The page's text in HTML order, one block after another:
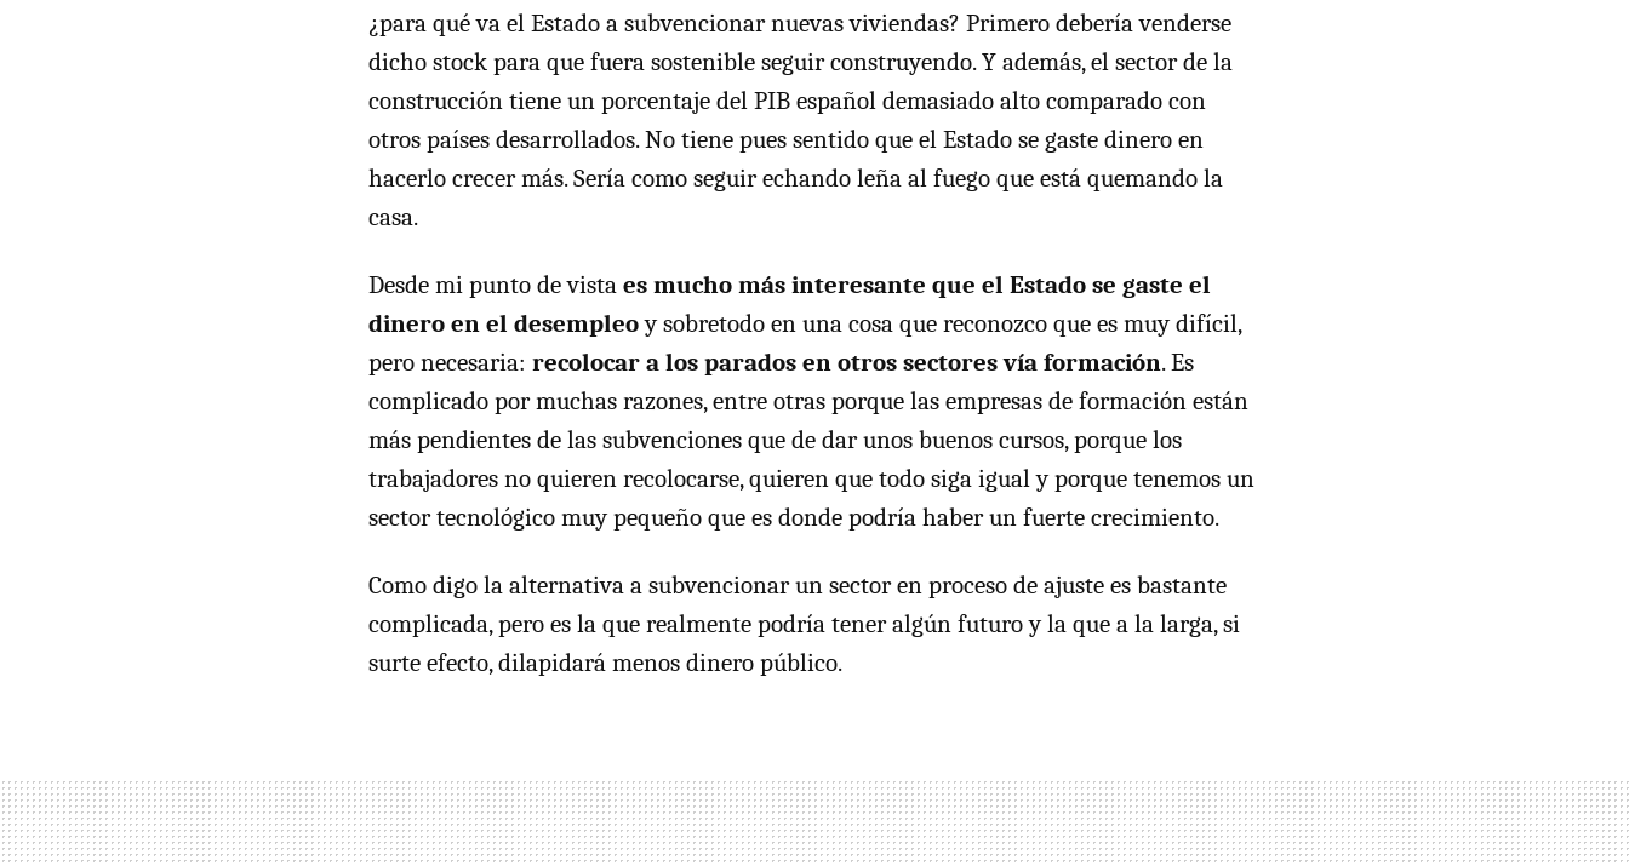
¿para qué va el Estado a subvencionar nuevas viviendas? Primero debería venderse
dicho stock para que fuera sostenible seguir construyendo. Y además, el sector de la
construcción tiene un porcentaje del PIB español demasiado alto comparado con
otros países desarrollados. No tiene pues sentido que el Estado se gaste dinero en
hacerlo crecer más. Sería como seguir echando leña al fuego que está quemando la
casa.
Desde mi punto de vista es mucho más interesante que el Estado se gaste el
dinero en el desempleoy sobretodo en una cosa que reconozco que es muy difícil,
pero necesaria: recolocar a los parados en otros sectores vía formación. Es
complicado por muchas razones, entre otras porque las empresas de formación están
más pendientes de las subvenciones que de dar unos buenos cursos, porque los
trabajadores no quieren recolocarse, quieren que todo siga igual y porque tenemos un
sector tecnológico muy pequeño que es donde podría haber un fuerte crecimiento.
Como digo la alternativa a subvencionar un sector en proceso de ajuste es bastante
complicada, pero es la que realmente podría tener algún futuro y la que a la larga, si
surte efecto, dilapidará menos dinero público.